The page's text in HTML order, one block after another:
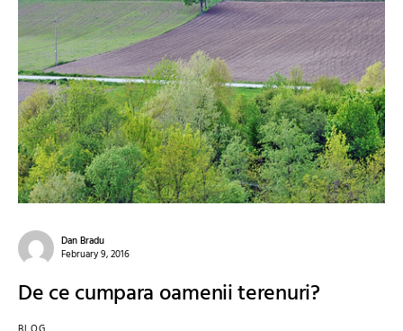
Dan Bradu
February 9, 2016
De ce cumpara oamenii terenuri?